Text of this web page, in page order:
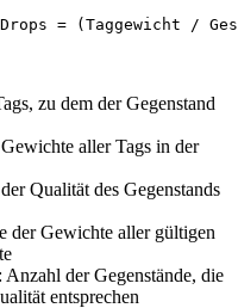
zu dem der Gegenstand
aller Tags in der
Qualität des Gegenstands
der Gewichte aller gültigen
Anzahl der Gegenstände, die
entsprechen